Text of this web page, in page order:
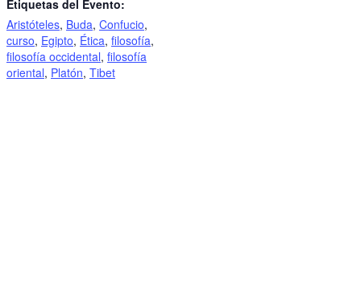
Etiquetas del Evento:
Aristóteles, Buda, Confucio,
curso, Egipto, Ética, filosofía,
filosofía occidental, filosofía
oriental, Platón, Tibet